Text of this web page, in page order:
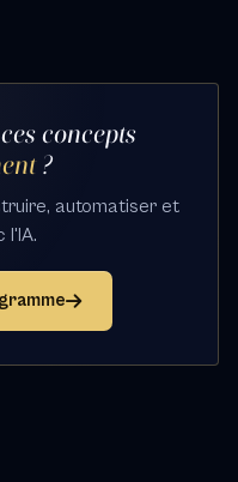
concepts
?
automatiser et
l'IA.